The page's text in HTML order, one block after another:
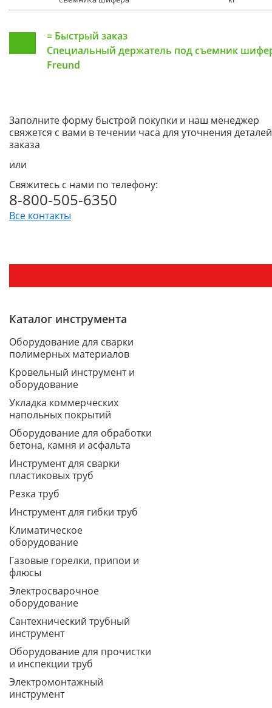
= Быстрый заказ
Специальный держатель под съемник
Freund
Заполните форму быстрой покупки и наш менеджер
свяжется с вами в течении часа для уточнения деталей
заказа
или
Свяжитесь с нами по телефону:
8-800-505-6350
Все контакты
Каталог инструмента
Оборудование для сварки
полимерных материалов
Кровельный инструмент и
оборудование
Укладка коммерческих
напольных покрытий
Оборудование для обработки
бетона, камня и асфальта
Инструмент для сварки
пластиковых труб
Резка труб
Инструмент для гибки труб
Климатическое
оборудование
Газовые горелки, припои и
флюсы
Электросварочное
оборудование
Сантехнический трубный
инструмент
Оборудование для прочистки
и инспекции труб
Электромонтажный
инструмент